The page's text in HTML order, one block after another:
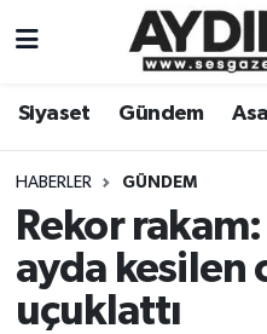
Siyaset Gündem
HABERLER GÜNDEM
Rekor
ayda kesilen
uçuklattı
Gündem
Siyaset
Ekonomi
Aydın Hava Durumu
Aydin Namaz
Aydın Trafik